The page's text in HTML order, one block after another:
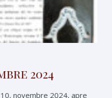
2024
10, novembre 2024, apre